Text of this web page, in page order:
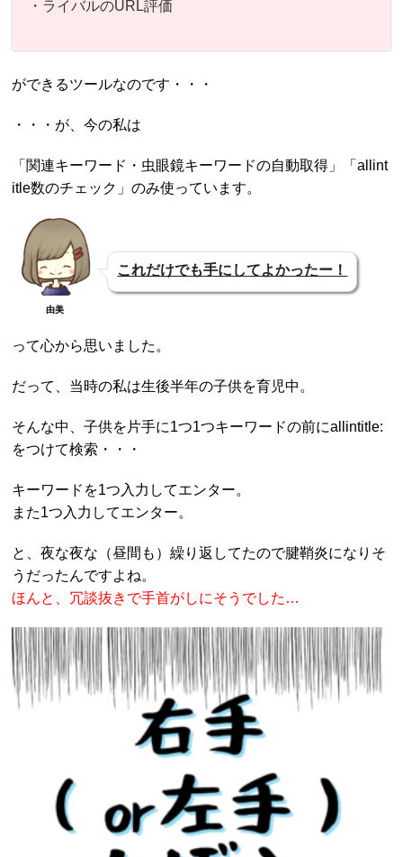
・ライバルのURL評価
ができるツールなのです・・・
・・・が、今の私は
「関連キーワード・虫眼鏡キーワードの自動取得」「allint
itle数のチェック」のみ使っています。
由美
これだけでも手にしてよかったー！
って心から思いました。
だって、当時の私は生後半年の子供を育児中。
そんな中、子供を片手に1つ1つキーワードの前にallintitle:
をつけて検索・・・
キーワードを1つ入力してエンター。
また1つ入力してエンター。
と、夜な夜な（昼間も）繰り返してたので腱鞘炎になりそ
うだったんですよね。
ほんと、冗談抜きで手首がしにそうでした…